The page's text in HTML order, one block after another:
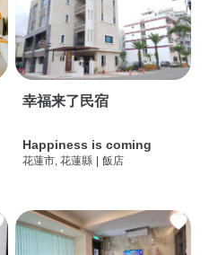
幸福来了民宿
Happiness is coming
花蓮市, 花蓮縣 飯店